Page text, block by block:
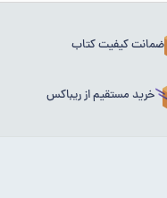
ضمانت کیفیت کتاب
خرید مستقیم از ریباکس